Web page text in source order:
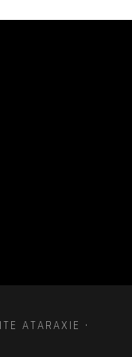
ATARAXIE ·